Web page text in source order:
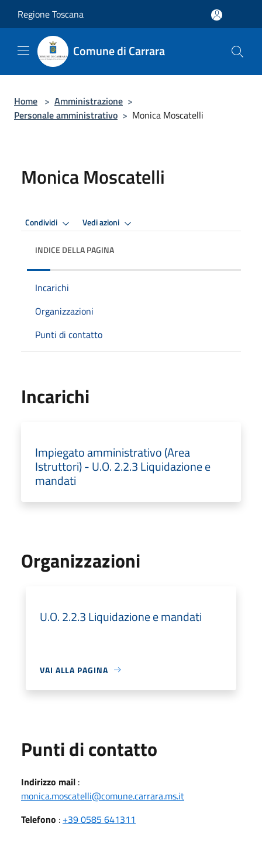
Regione Toscana
Comune di Carrara
Home > Amministrazione >
Personale amministrativo > Monica Moscatelli
Monica Moscatelli
Condividi Vedi azioni
INDICE DELLA PAGINA
Incarichi
Organizzazioni
Punti di contatto
Incarichi
Impiegato amministrativo (Area
Istruttori) - U.O. 2.2.3 Liquidazione e
mandati
Organizzazioni
U.O. 2.2.3 Liquidazione e mandati
VAI ALLA PAGINA
Punti di contatto
Indirizzo mail :
monica.moscatelli@comune.carrara.ms.it
Telefono : +39 0585 641311